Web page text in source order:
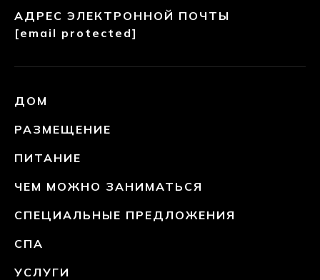
АДРЕС ЭЛЕКТРОННОЙ ПОЧТЫ
[email protected]
ДОМ
РАЗМЕЩЕНИЕ
ПИТАНИЕ
ЧЕМ МОЖНО ЗАНИМАТЬСЯ
СПЕЦИАЛЬНЫЕ ПРЕДЛОЖЕНИЯ
СПА
УСЛУГИ